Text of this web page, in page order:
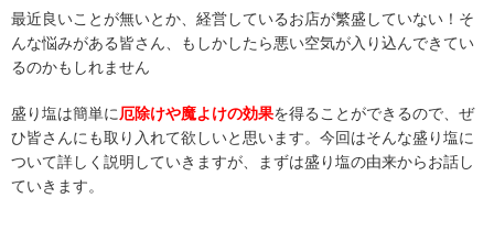
最近良いことが無いとか、経営しているお店が繁盛していない！そ
んな悩みがある皆さん、もしかしたら悪い空気が入り込んできてい
るのかもしれません
盛り塩は簡単に厄除けや魔よけの効果を得ることができるので、ぜ
ひ皆さんにも取り入れて欲しいと思います。今回はそんな盛り塩に
ついて詳しく説明していきますが、まずは盛り塩の由来からお話し
ていきます。